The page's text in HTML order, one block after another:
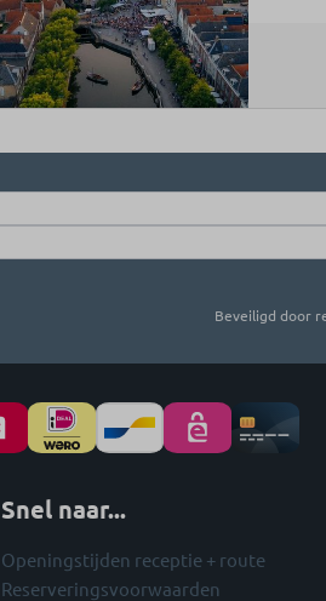
Beveiligd door
Snel naar...
Openingstijden receptie + route
Reserveringsvoorwaarden